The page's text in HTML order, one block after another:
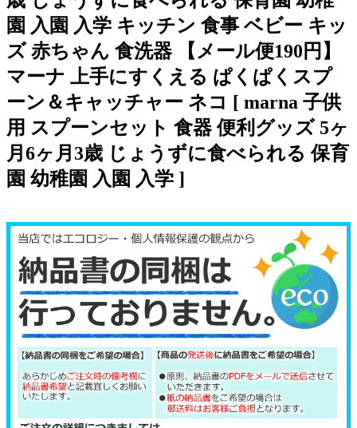
園 入園 入学 キッチン 食事 ベビー キッ
ズ 赤ちゃん 食洗器 【メール便190円】
マーナ 上手にすくえる ぱくぱくスプ
ーン＆キャッチャー ネコ [ marna 子供
用 スプーンセット 食器 便利グッズ 5ヶ
月6ヶ月3歳 じょうずに食べられる 保育
園 幼稚園 入園 入学 ]